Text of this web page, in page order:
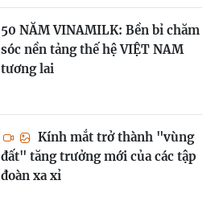
50 NĂM VINAMILK: Bền bỉ chăm
sóc nền tảng thế hệ VIỆT NAM
tương lai
Kính mắt trở thành "vùng
đất" tăng trưởng mới của các tập
đoàn xa xỉ